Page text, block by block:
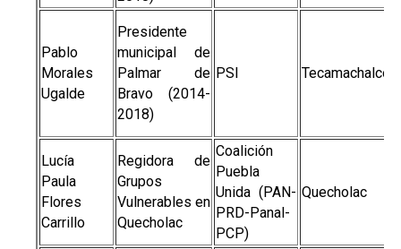
Pablo
Morales
Ugalde
Presidente
municipal de
Palmar de
Bravo (2014-
2018)
PSI Tecamachalco
Lucía
Paula
Flores
Carrillo
Regidora de
Grupos
Vulnerables en
Quecholac
Coalición
Puebla
Unida (PAN-
PRD-Panal-
PCP)
Quecholac